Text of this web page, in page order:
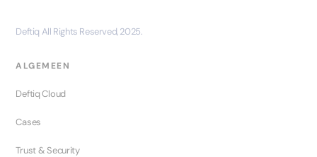
Deftiq All Rights Reserved, 2025.
ALGEMEEN
Deftiq Cloud
Cases
Trust & Security